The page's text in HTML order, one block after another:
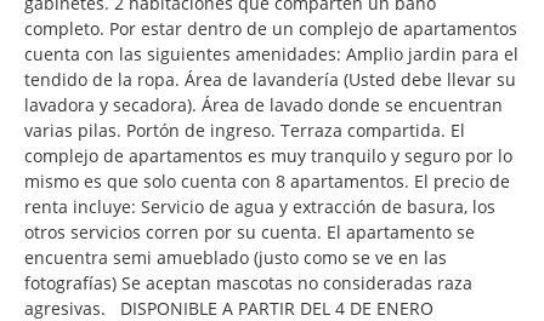
completo. Por estar dentro de un complejo de apartamentos
cuenta con las siguientes amenidades: Amplio jardin para el
tendido de la ropa. Área de lavandería (Usted debe llevar su
lavadora y secadora). Área de lavado donde se encuentran
varias pilas. Portón de ingreso. Terraza compartida. El
complejo de apartamentos es muy tranquilo y seguro por lo
mismo es que solo cuenta con 8 apartamentos. El precio de
renta incluye: Servicio de agua y extracción de basura, los
otros servicios corren por su cuenta. El apartamento se
encuentra semi amueblado (justo como se ve en las
fotografías) Se aceptan mascotas no consideradas raza
agresivas. DISPONIBLE A PARTIR DEL 4 DE ENERO